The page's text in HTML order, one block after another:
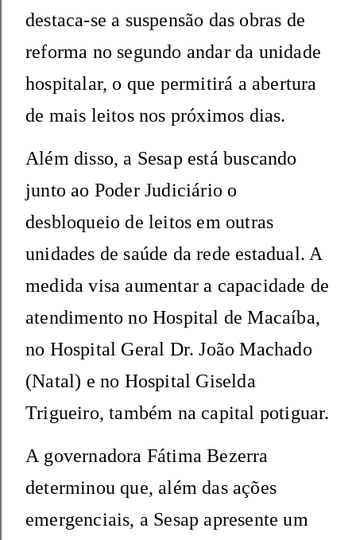
destaca-se a suspensão das obras de
reforma no segundo andar da unidade
hospitalar, o que permitirá a abertura
de mais leitos nos próximos dias.
Além disso, a Sesap está buscando
junto ao Poder Judiciário o
desbloqueio de leitos em outras
unidades de saúde da rede estadual. A
medida visa aumentar a capacidade de
atendimento no Hospital de Macaíba,
no Hospital Geral Dr. João Machado
(Natal) e no Hospital Giselda
Trigueiro, também na capital potiguar.
A governadora Fátima Bezerra
determinou que, além das ações
emergenciais, a Sesap apresente um